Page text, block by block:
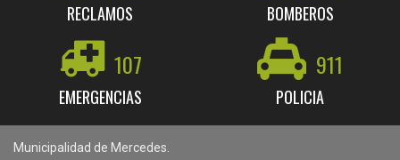
RECLAMOS BOMBEROS
107
EMERGENCIAS
911
POLICIA
Municipalidad de Mercedes.